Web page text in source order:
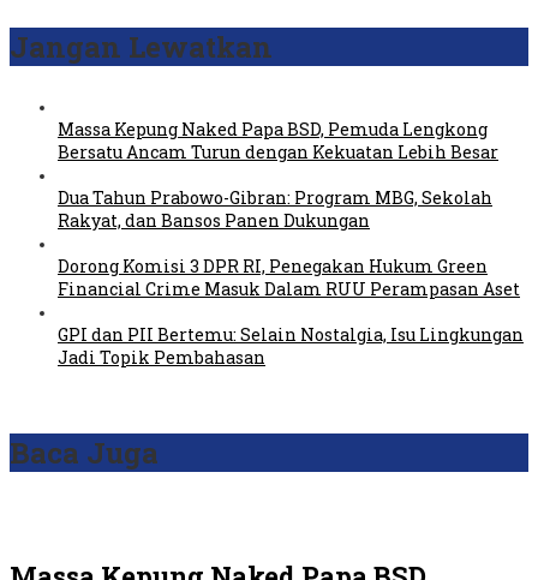
Jangan Lewatkan
Massa Kepung Naked Papa BSD, Pemuda Lengkong
Bersatu Ancam Turun dengan Kekuatan Lebih Besar
Dua Tahun Prabowo-Gibran: Program MBG, Sekolah
Rakyat, dan Bansos Panen Dukungan
Dorong Komisi 3 DPR RI, Penegakan Hukum Green
Financial Crime Masuk Dalam RUU Perampasan Aset
GPI dan PII Bertemu: Selain Nostalgia, Isu Lingkungan
Jadi Topik Pembahasan
Baca Juga